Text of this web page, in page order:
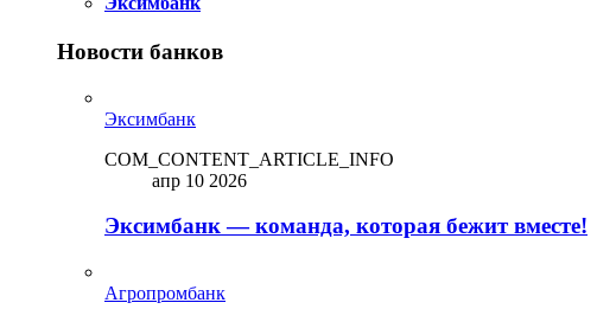
Новости банков
Эксимбанк
COM_CONTENT_ARTICLE_INFO
апр 10 2026
Эксимбанк — команда, которая бежит вместе!
Агропромбанк